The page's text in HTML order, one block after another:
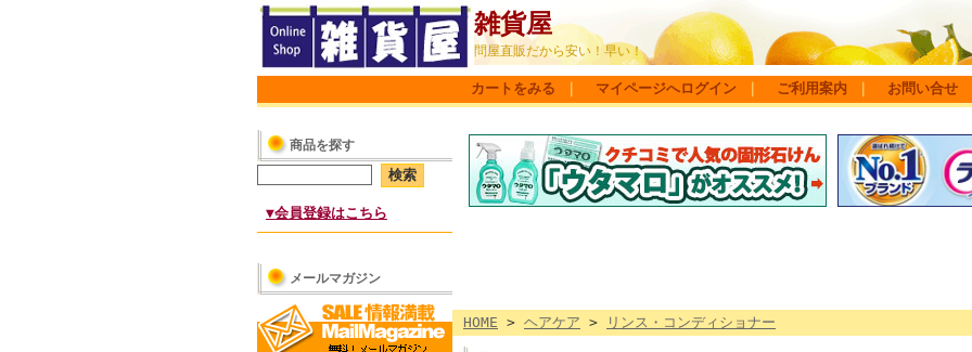
雑貨屋
問屋直販だから安い！早い！
カートをみる マイページへログイン ご利用案内 お問い合せ
商品を探す
▼会員登録はこちら
メールマガジン
HOME > ヘアケア > リンス・コンディショナー